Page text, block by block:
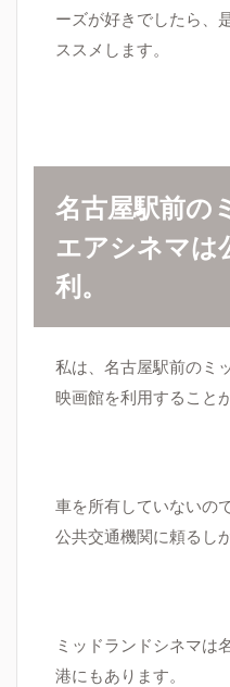
ーズが好きでしたら、
ススメします。
名古屋駅前の
エアシネマは
利。
私は、名古屋駅前のミ
映画館を利用すること
車を所有していないの
公共交通機関に頼るし
ミッドランドシネマは
港にもあります。